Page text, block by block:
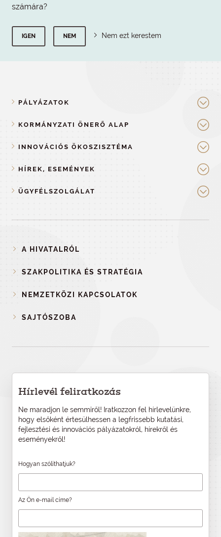
számára?
IGEN NEM Nem ezt kerestem
PÁLYÁZATOK
KORMÁNYZATI ÖNERŐ ALAP
INNOVÁCIÓS ÖKOSZISZTÉMA
HÍREK, ESEMÉNYEK
ÜGYFÉLSZOLGÁLAT
A HIVATALRÓL
SZAKPOLITIKA ÉS STRATÉGIA
NEMZETKÖZI KAPCSOLATOK
SAJTÓSZOBA
Hírlevél feliratkozás
Ne maradjon le semmiről! Iratkozzon fel hírlevelünkre,
hogy elsőként értesülhessen a legfrissebb kutatási,
fejlesztési és innovációs pályázatokról, hírekről és
eseményekről!
Hogyan szólíthatjuk?
Az Ön e-mail címe?